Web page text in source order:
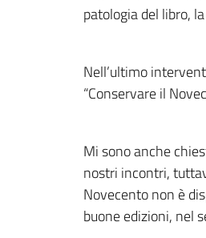
patologia del libro,
Nell’ultimo
“Conservare il
Mi sono anche
nostri incontri,
Novecento non è
buone edizioni, nel